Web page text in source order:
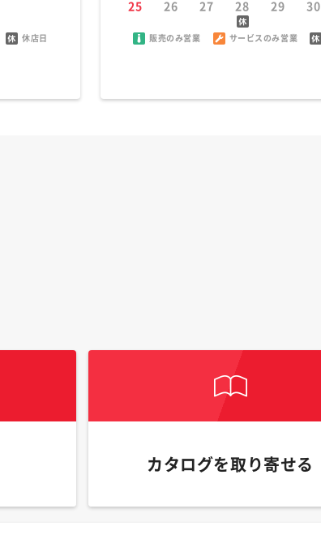
休店日
25 26 27 28 29 30
販売のみ営業 サービスのみ営業
カタログを取り寄せる